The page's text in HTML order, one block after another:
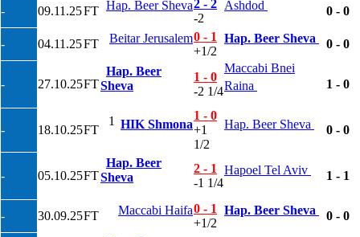
Ireland
Israel
Kazakhstan
Kosovo
Liechtenstein
Lithuania
Luxembourg
Malta
Moldova
Na Uy
Phần Lan
San Marino
Serbia
- 09.11.25FT Hap. Beer Sheva2 - 2
-2
Ashdod 0 - 0
- 04.11.25FT Beitar Jerusalem0 - 1
+1/2
Hap. Beer Sheva 0 - 0
- 27.10.25FT
Hap. Beer
Sheva
1 - 0
-2 1/4
Maccabi Bnei
Raina
1 - 0
- 18.10.25FT HIK Shmona
1
1 - 0
+1
1/2
Hap. Beer Sheva 0 - 0
- 05.10.25FT
Hap. Beer
Sheva
2 - 1
-1 1/4
Hapoel Tel Aviv 1 - 1
- 30.09.25FT Maccabi Haifa0 - 1
+1/2
Hap. Beer Sheva 0 - 0